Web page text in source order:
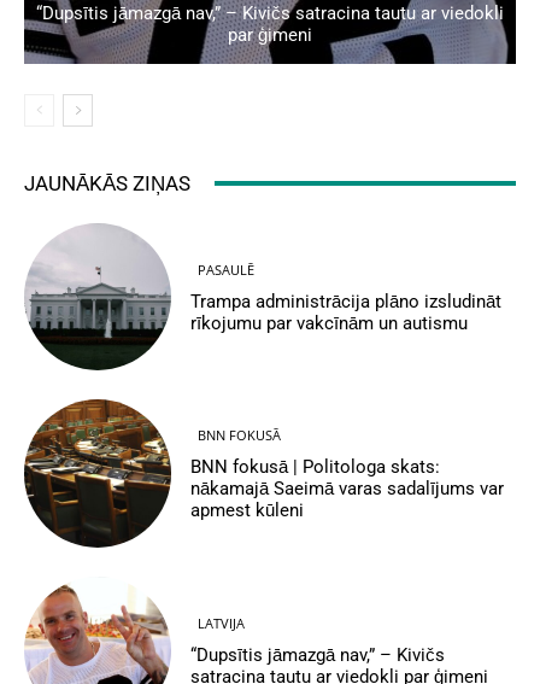
“Dupsītis jāmazgā nav,” – Kivičs satracina tautu ar viedokli
par ģimeni
JAUNĀKĀS ZIŅAS
PASAULĒ
Trampa administrācija plāno izsludināt
rīkojumu par vakcīnām un autismu
BNN FOKUSĀ
BNN fokusā | Politologa skats:
nākamajā Saeimā varas sadalījums var
apmest kūleni
LATVIJA
“Dupsītis jāmazgā nav,” – Kivičs
satracina tautu ar viedokli par ģimeni